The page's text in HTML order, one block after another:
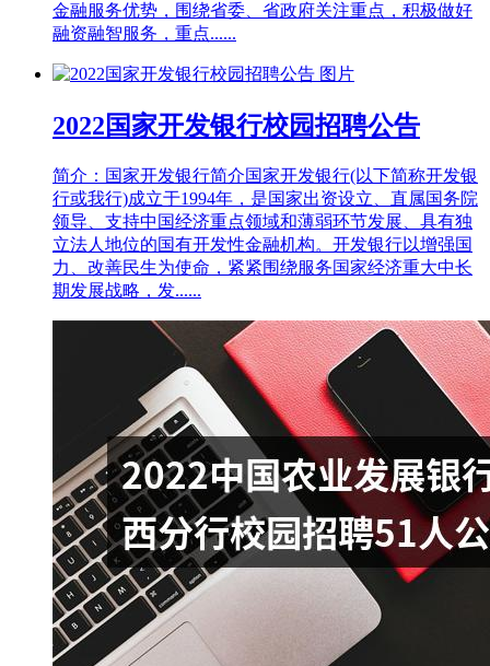
金融服务优势，围绕省委、省政府关注重点，积极做好
融资融智服务，重点......
2022国家开发银行校园招聘公告
简介：国家开发银行简介国家开发银行(以下简称开发银
行或我行)成立于1994年，是国家出资设立、直属国务院
领导、支持中国经济重点领域和薄弱环节发展、具有独
立法人地位的国有开发性金融机构。开发银行以增强国
力、改善民生为使命，紧紧围绕服务国家经济重大中长
期发展战略，发......